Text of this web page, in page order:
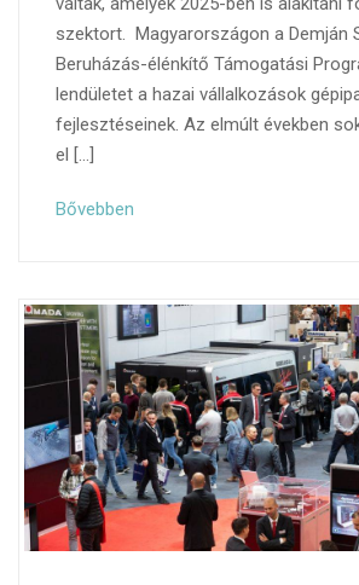
szektort. Magyarországon a Demján
Beruházás-élénkítő Támogatási
lendületet a hazai vállalkozások
fejlesztéseinek. Az elmúlt években
el […]
Bővebben